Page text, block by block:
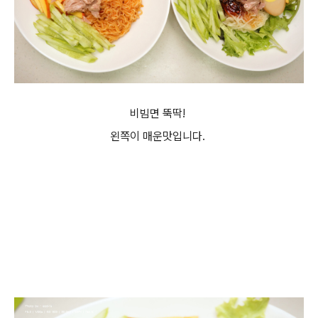
비빔면 뚝딱!
왼쪽이 매운맛입니다.